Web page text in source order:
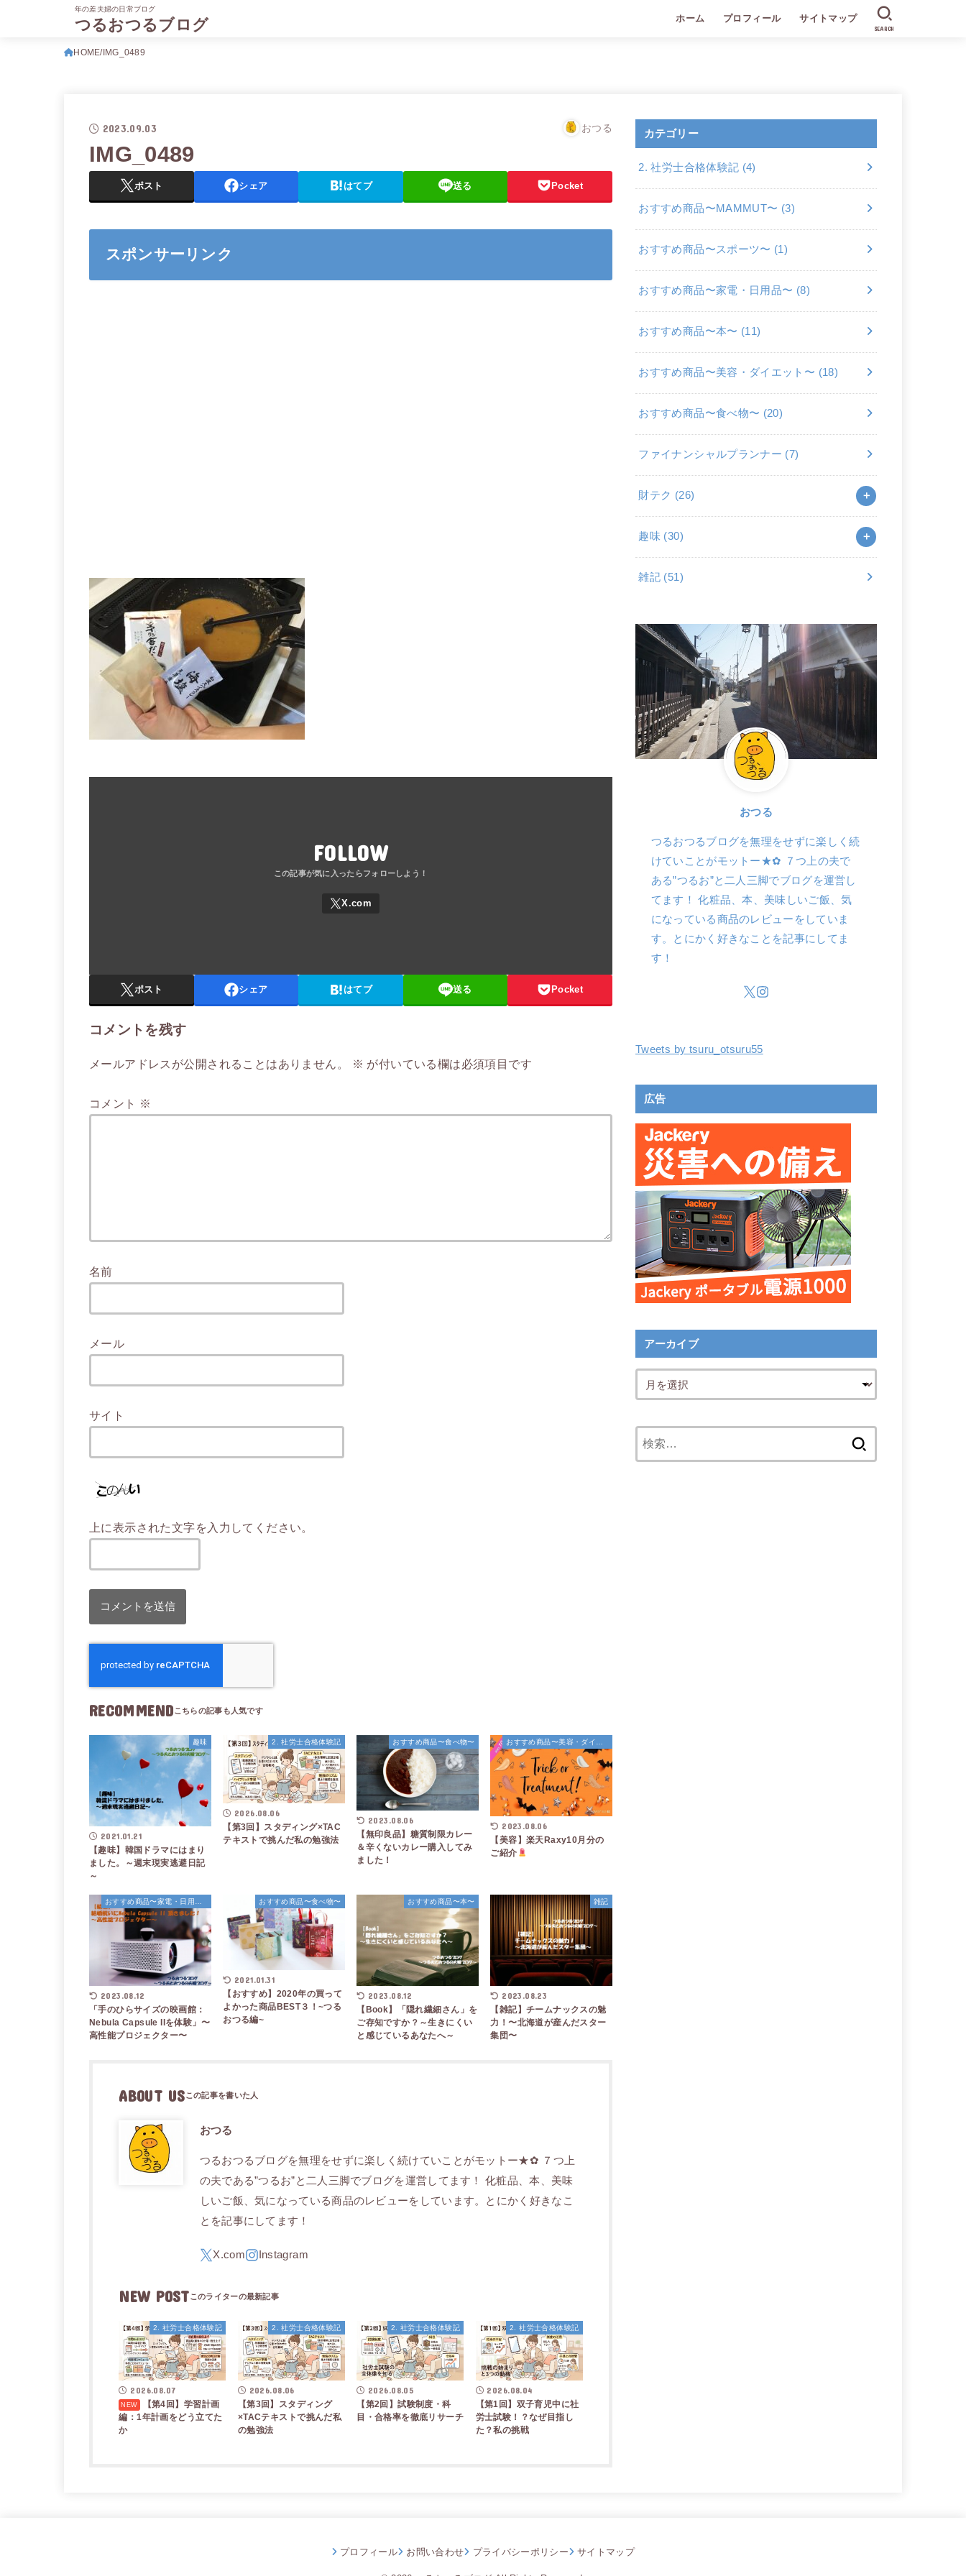
年の差夫婦の日常ブログ
つるおつるブログ ホーム プロフィール サイトマップ
SEARCH
HOME IMG_0489
2023.09.03 おつる
IMG_0489
ポスト シェア はてブ 送る Pocket
スポンサーリンク
FOLLOW
ポスト シェア はてブ 送る Pocket
コメントを残す
メールアドレスが公開されることはありません。 ※ が付いている欄は必須項目です
コメント ※
名前
メール
サイト
上に表示された文字を入力してください。
RECOMMEND
趣味
2021.01.21
【趣味】韓国ドラマにはまり
ました。～週末現実逃避日記
～
2. 社労士合格体験記
2026.08.06
【第3回】スタディング×TAC
テキストで挑んだ私の勉強法
おすすめ商品〜食べ物〜
2023.08.06
【無印良品】糖質制限カレー
＆辛くないカレー購入してみ
ました！
2023.08.06
【美容】楽天Raxy10月分の
ご紹介
2023.08.12
「手のひらサイズの映画館：
Nebula Capsule IIを体験」〜
高性能プロジェクター〜
おすすめ商品〜食べ物〜
2021.01.31
【おすすめ】2020年の買って
よかった商品BEST３！~つる
おつる編~
おすすめ商品〜本〜
2023.08.12
【Book】「隠れ繊細さん」を
ご存知ですか？～生きにくい
と感じているあなたへ～
雑記
2023.08.23
【雑記】チームナックスの魅
力！〜北海道が産んだスター
集団〜
ABOUT US
おつる
つるおつるブログを無理をせずに楽しく続けていことがモットー★✿ ７つ上
の夫である”つるお”と二人三脚でブログを運営してます！ 化粧品、本、美味
しいご飯、気になっている商品のレビューをしています。とにかく好きなこ
とを記事にしてます！
NEW POST
2. 社労士合格体験記
2026.08.07
【第4回】学習計画
編：1年計画をどう立てた
か
2. 社労士合格体験記
2026.08.06
【第3回】スタディング
×TACテキストで挑んだ私
の勉強法
2. 社労士合格体験記
2026.08.05
【第2回】試験制度・科
目・合格率を徹底リサーチ
2. 社労士合格体験記
2026.08.04
【第1回】双子育児中に社
労士試験！？なぜ目指し
た？私の挑戦
カテゴリー
2. 社労士合格体験記 (4)
おすすめ商品〜MAMMUT〜 (3)
おすすめ商品〜スポーツ〜 (1)
おすすめ商品〜家電・日用品〜 (8)
おすすめ商品〜本〜 (11)
おすすめ商品〜美容・ダイエット〜 (18)
おすすめ商品〜食べ物〜 (20)
ファイナンシャルプランナー (7)
財テク (26)
趣味 (30)
雑記 (51)
おつる
つるおつるブログを無理をせずに楽しく続
けていことがモットー★✿ ７つ上の夫で
ある”つるお”と二人三脚でブログを運営し
てます！ 化粧品、本、美味しいご飯、気
になっている商品のレビューをしていま
す。とにかく好きなことを記事にしてま
す！
Tweets by tsuru_otsuru55
広告
アーカイブ
プロフィール お問い合わせ プライバシーポリシー サイトマップ